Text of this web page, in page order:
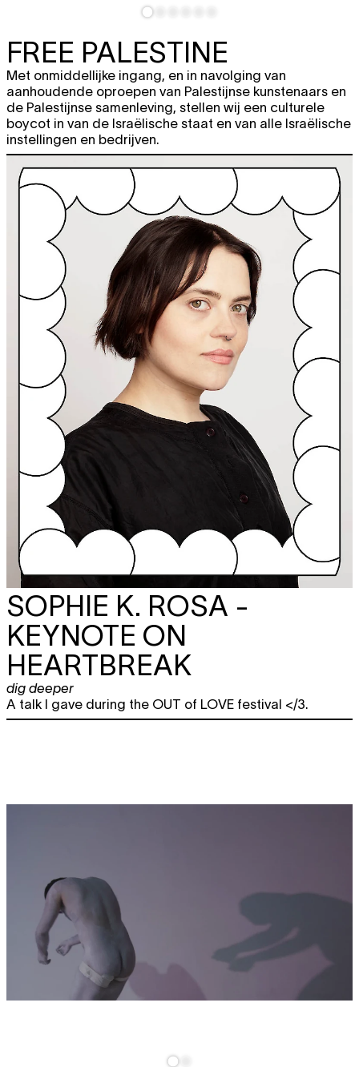
FREE PALESTINE
Met onmiddellijke ingang, en in navolging van
aanhoudende oproepen van Palestijnse kunstenaars en
de Palestijnse samenleving, stellen wij een culturele
boycot in van de Israëlische staat en van alle Israëlische
instellingen en bedrijven.
SOPHIE K. ROSA -
KEYNOTE ON
HEARTBREAK
dig deeper
A talk I gave during the OUT of LOVE festival </3.